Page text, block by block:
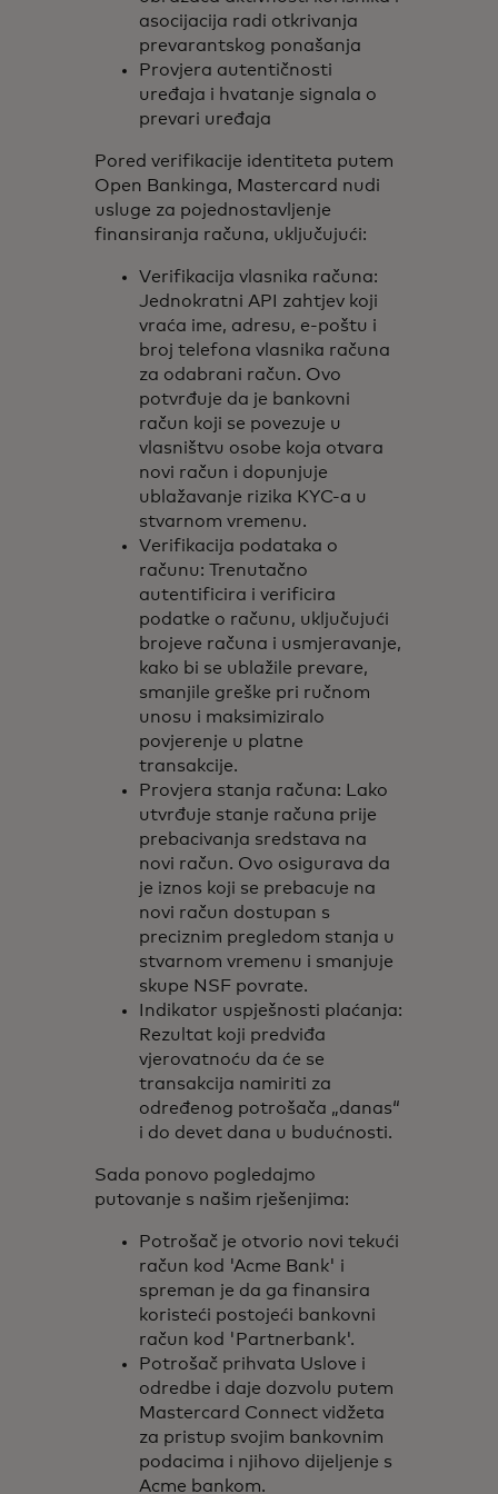
asocijacija radi otkrivanja
prevarantskog ponašanja
Provjera autentičnosti
uređaja i hvatanje signala o
prevari uređaja
Pored verifikacije identiteta putem
Open Bankinga, Mastercard nudi
usluge za pojednostavljenje
finansiranja računa, uključujući:
Verifikacija vlasnika računa:
Jednokratni API zahtjev koji
vraća ime, adresu, e-poštu i
broj telefona vlasnika računa
za odabrani račun. Ovo
potvrđuje da je bankovni
račun koji se povezuje u
vlasništvu osobe koja otvara
novi račun i dopunjuje
ublažavanje rizika KYC-a u
stvarnom vremenu.
Verifikacija podataka o
računu: Trenutačno
autentificira i verificira
podatke o računu, uključujući
brojeve računa i usmjeravanje,
kako bi se ublažile prevare,
smanjile greške pri ručnom
unosu i maksimiziralo
povjerenje u platne
transakcije.
Provjera stanja računa: Lako
utvrđuje stanje računa prije
prebacivanja sredstava na
novi račun. Ovo osigurava da
je iznos koji se prebacuje na
novi račun dostupan s
preciznim pregledom stanja u
stvarnom vremenu i smanjuje
skupe NSF povrate.
Indikator uspješnosti plaćanja:
Rezultat koji predviđa
vjerovatnoću da će se
transakcija namiriti za
određenog potrošača „danas“
i do devet dana u budućnosti.
Sada ponovo pogledajmo
putovanje s našim rješenjima:
Potrošač je otvorio novi tekući
račun kod 'Acme Bank' i
spreman je da ga finansira
koristeći postojeći bankovni
račun kod 'Partnerbank'.
Potrošač prihvata Uslove i
odredbe i daje dozvolu putem
Mastercard Connect vidžeta
za pristup svojim bankovnim
podacima i njihovo dijeljenje s
Acme bankom.